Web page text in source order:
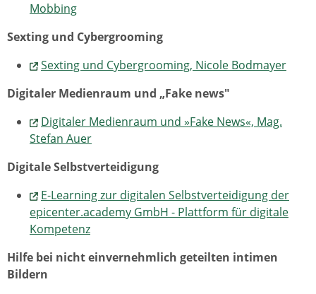
Mobbing
Sexting und Cybergrooming
Sexting und Cybergrooming, Nicole Bodmayer
Digitaler Medienraum und „Fake news"
Digitaler Medienraum und »Fake News«, Mag.
Stefan Auer
Digitale Selbstverteidigung
E-Learning zur digitalen Selbstverteidigung der
epicenter.academy GmbH - Plattform für digitale
Kompetenz
Hilfe bei nicht einvernehmlich geteilten intimen
Bildern